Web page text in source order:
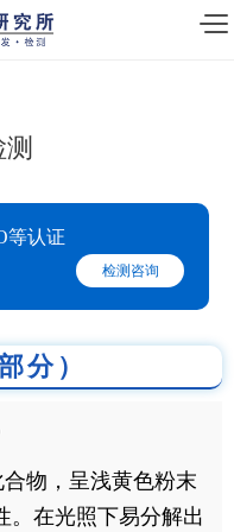
等认证
检测咨询
分）
物，呈浅黄色粉末
。在光照下易分解出